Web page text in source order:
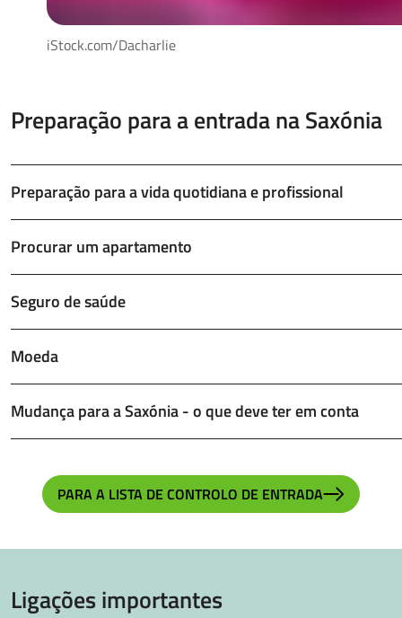
iStock.com/Dacharlie
Preparação para a entrada na Saxónia
Preparação para a vida quotidiana e profissional
Procurar um apartamento
Seguro de saúde
Moeda
Mudança para a Saxónia - o que deve ter em conta
PARA A LISTA DE CONTROLO DE ENTRADA
Ligações importantes